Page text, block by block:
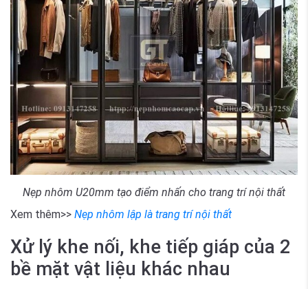
Nẹp nhôm U20mm tạo điểm nhấn cho trang trí nội thất
Xem thêm>> Nẹp nhôm lập là trang trí nội thất
Xử lý khe nối, khe tiếp giáp của 2
bề mặt vật liệu khác nhau